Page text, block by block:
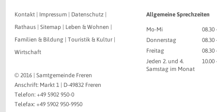
Kontakt Impressum Datenschutz
Rathaus
Sitemap Leben & Wohnen
Familien & Bildung
Touristik & Kultur
Wirtschaft
© 2016 | Samtgemeinde Freren
Anschrift: Markt 1 | D-49832 Freren
Telefon: +49 5902 950-0
Telefax: +49 5902 950-9950
Allgemeine Sprechzeiten
Mo-Mi
08.30
Donnerstag
08.30
Freitag
08.30
Jeden 2. und 4.
Samstag im Monat